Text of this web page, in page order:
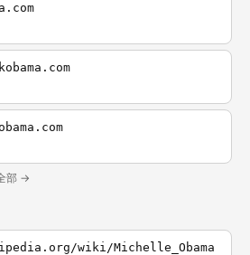
部 →
wiki/Michelle_Obama